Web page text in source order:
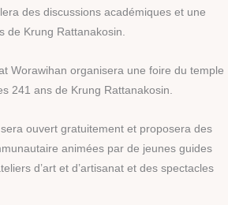
des discussions académiques et une
de Krung Rattanakosin.
Worawihan organisera une foire du temple
241 ans de Krung Rattanakosin.
ouvert gratuitement et proposera des
animées par de jeunes guides
d’art et d’artisanat et des spectacles